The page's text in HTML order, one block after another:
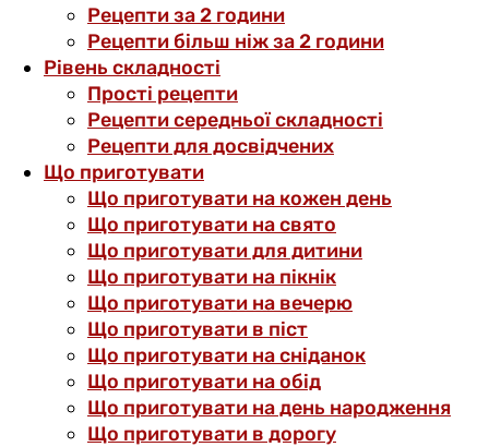
Рецепти за 2 години
Рецепти більш ніж за 2 години
Рівень складності
Прості рецепти
Рецепти середньої складності
Рецепти для досвідчених
Що приготувати
Що приготувати на кожен день
Що приготувати на свято
Що приготувати для дитини
Що приготувати на пікнік
Що приготувати на вечерю
Що приготувати в піст
Що приготувати на сніданок
Що приготувати на обід
Що приготувати на день народження
Що приготувати в дорогу